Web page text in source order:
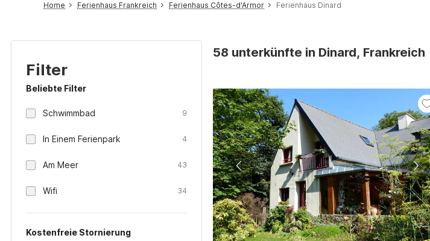
Home Ferienhaus Frankreich Ferienhaus Côtes-d'Armor Ferienhaus Dinard
Filter
Beliebte Filter
Schwimmbad 9
In Einem Ferienpark 4
Am Meer 43
Wifi 34
Kostenfreie Stornierung
58 unterkünfte in Dinard, Frankreich